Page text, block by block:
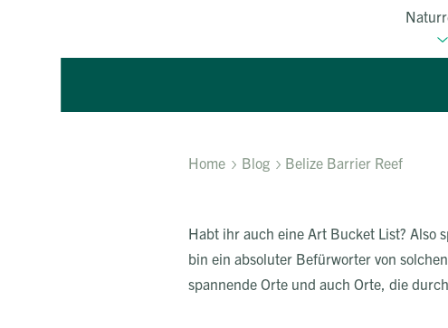
Home Blog Belize Barrier Reef
Habt ihr auch eine Art Bucket List? Also
bin ein absoluter Befürworter von
spannende Orte und auch Orte, die